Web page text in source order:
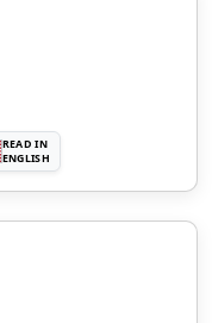
READ IN
ENGLISH